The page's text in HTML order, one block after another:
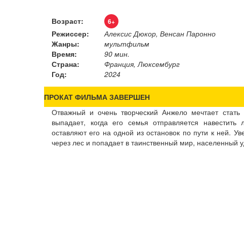
Возраст: 6+
Режиссер:
Алексис Дюкор, Венсан Паронно
Жанры:
мультфильм
Время:
90 мин.
Страна:
Франция, Люксембург
Год:
2024
ПРОКАТ ФИЛЬМА ЗАВЕРШЕН
Отважный и очень творческий Анжело мечтает
выпадает, когда его семья отправляется
оставляют его на одной из остановок по пути к ней.
через лес и попадает в таинственный мир, населенный